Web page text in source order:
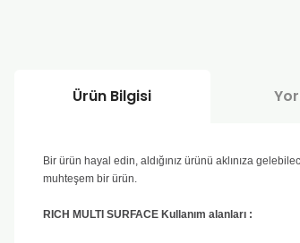
Ürün Bilgisi
Bir ürün hayal edin, aldığınız ürünü aklınıza
muhteşem bir ürün.
RICH MULTI SURFACE Kullanım alanları :